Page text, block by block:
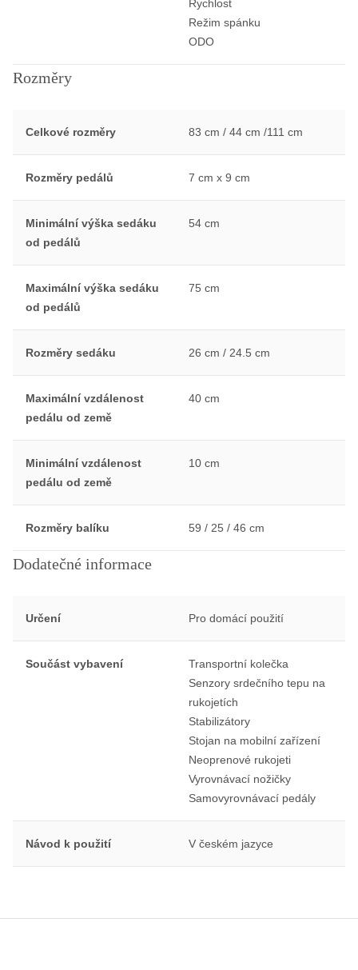
Rychlost
Režim spánku
ODO
Rozměry
Celkové rozměry 83 cm / 44 cm /111 cm
Rozměry pedálů 7 cm x 9 cm
Minimální výška sedáku
od pedálů
54 cm
Maximální výška sedáku
od pedálů
75 cm
Rozměry sedáku 26 cm / 24.5 cm
Maximální vzdálenost
pedálu od země
40 cm
Minimální vzdálenost
pedálu od země
10 cm
Rozměry balíku 59 / 25 / 46 cm
Dodatečné informace
Určení Pro domácí použití
Součást vybavení
Transportní kolečka
Senzory srdečního tepu na
rukojetích
Stabilizátory
Stojan na mobilní zařízení
Neoprenové rukojeti
Vyrovnávací nožičky
Samovyrovnávací pedály
Návod k použití V českém jazyce